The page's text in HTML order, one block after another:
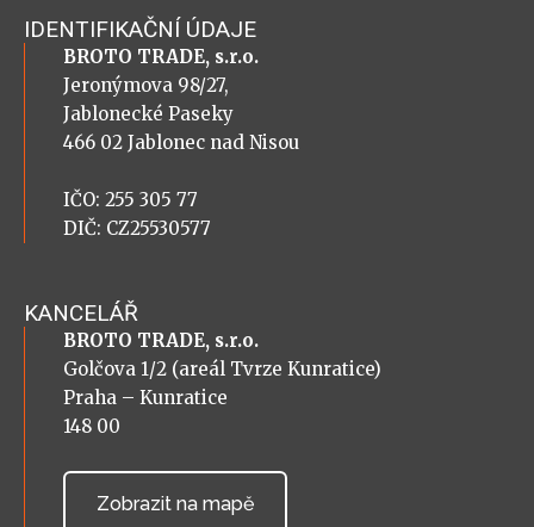
IDENTIFIKAČNÍ ÚDAJE
BROTO TRADE, s.r.o.
Jeronýmova 98/27,
Jablonecké Paseky
466 02 Jablonec nad Nisou
IČO: 255 305 77
DIČ: CZ25530577
KANCELÁŘ
BROTO TRADE, s.r.o.
Golčova 1/2 (areál Tvrze Kunratice)
Praha – Kunratice
148 00
Zobrazit na mapě